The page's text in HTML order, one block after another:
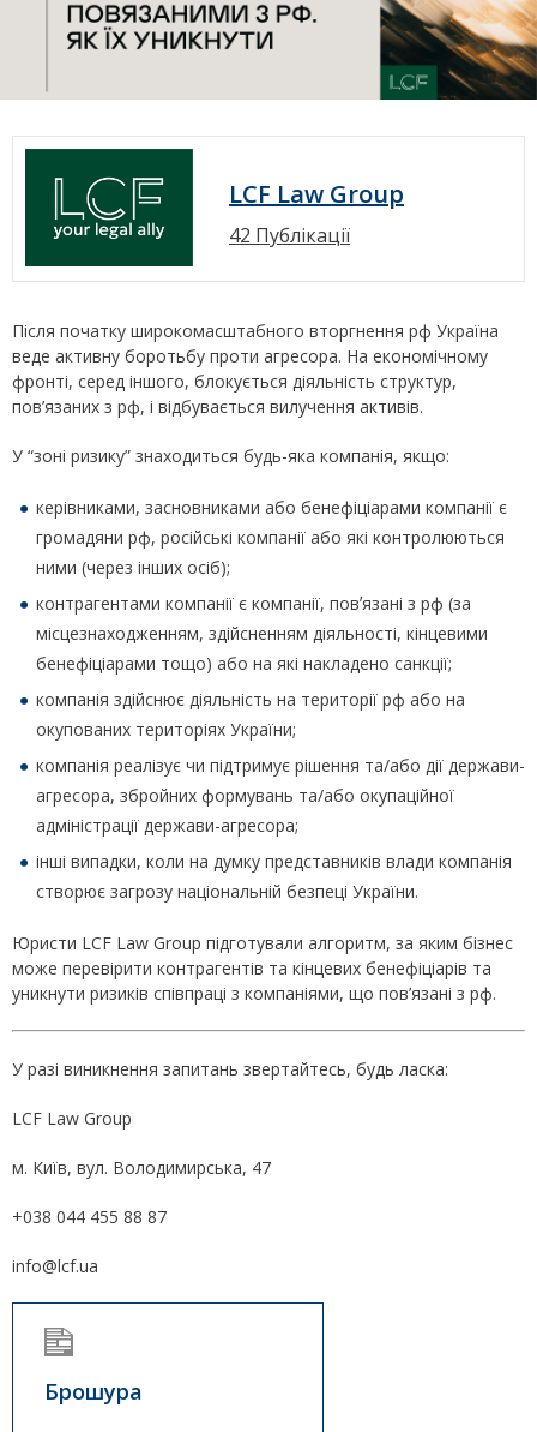
LCF Law Group
42 Публікації
Після початку широкомасштабного вторгнення рф Україна
веде активну боротьбу проти агресора. На економічному
фронті, серед іншого, блокується діяльність структур,
пов’язаних з рф, і відбувається вилучення активів.
У “зоні ризику” знаходиться будь-яка компанія, якщо:
керівниками, засновниками або бенефіціарами компанії є
громадяни рф, російські компанії або які контролюються
ними (через інших осіб);
контрагентами компанії є компанії, повʼязані з рф (за
місцезнаходженням, здійсненням діяльності, кінцевими
бенефіціарами тощо) або на які накладено санкції;
компанія здійснює діяльність на території рф або на
окупованих територіях України;
компанія реалізує чи підтримує рішення та/або дії держави-
агресора, збройних формувань та/або окупаційної
адміністрації держави-агресора;
інші випадки, коли на думку представників влади компанія
створює загрозу національній безпеці України.
Юристи LCF Law Group підготували алгоритм, за яким бізнес
може перевірити контрагентів та кінцевих бенефіціарів та
уникнути ризиків співпраці з компаніями, що пов’язані з рф.
У разі виникнення запитань звертайтесь, будь ласка:
LCF Law Group
м. Київ, вул. Володимирська, 47
+038 044 455 88 87
info@lcf.ua
Брошура